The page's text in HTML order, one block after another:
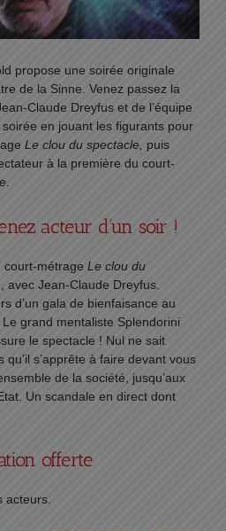
propose une soirée originale
de la Sinne. Venez passez la
Claude Dreyfus et de l’équipe
en jouant les figurants pour
Le clou du spectacle, puis
à la première du court-
.
acteur d’un soir !
court-métrage Le clou du
avec Jean-Claude Dreyfus.
d’un gala de bienfaisance au
grand mentaliste Splendorini
le spectacle ! Nul ne sait
s’apprête à faire devant vous
de la société, jusqu’aux
Un scandale en direct dont
offerte
acteurs.